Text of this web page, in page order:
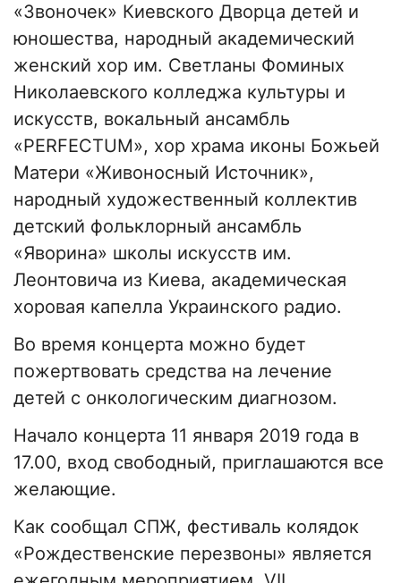
«Звоночек» Киевского Дворца детей и
юношества, народный академический
женский хор им. Светланы Фоминых
Николаевского колледжа культуры и
искусств, вокальный ансамбль
«PERFECTUM», хор храма иконы Божьей
Матери «Живоносный Источник»,
народный художественный коллектив
детский фольклорный ансамбль
«Яворина» школы искусств им.
Леонтовича из Киева, академическая
хоровая капелла Украинского радио.
Во время концерта можно будет
пожертвовать средства на лечение
детей с онкологическим диагнозом.
Начало концерта 11 января 2019 года в
17.00, вход свободный, приглашаются все
желающие.
Как сообщал СПЖ, фестиваль колядок
«Рождественские перезвоны» является